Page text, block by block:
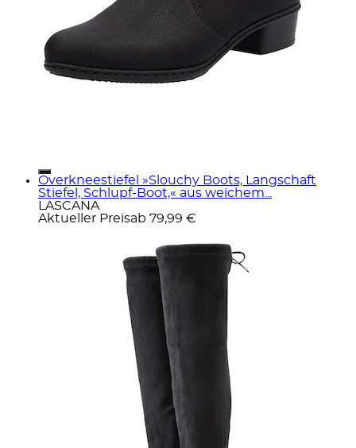
Overkneestiefel »Slouchy Boots, Langschaft
Stiefel, Schlupf-Boot,« aus weichem...
LASCANA
Aktueller Preisab 79,99 €